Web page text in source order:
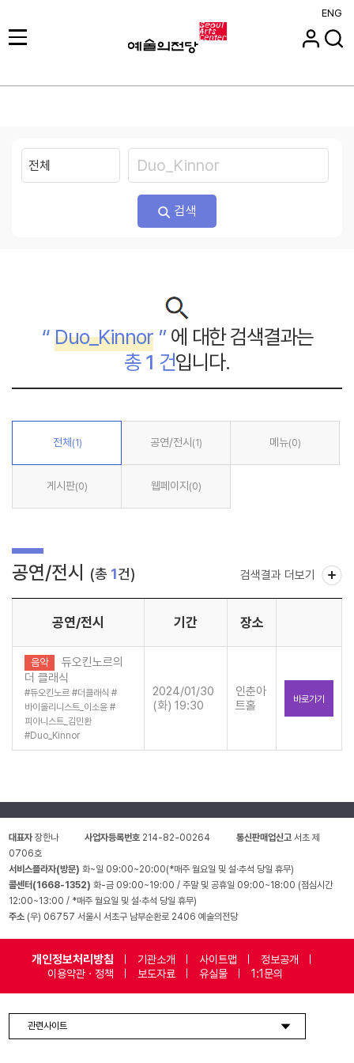
ENG
검색
“Duo_Kinnor”에 대한 검색결과는
총1 건입니다.
전체 (1) 공연/전시 (1) 메뉴(0)
게시판(0) 웹페이지 (0)
공연/전시 (총 1건) 검색결과 더보기
공연/전시 기간 장소
음악
듀오킨노르의
더 클래식
#듀오킨노르 #더클래식 #
바이올리니스트_이소윤 #
피아니스트_김민환
#Duo_Kinnor
2024/01/30
(화) 19:30
인춘아
트홀
바로가기
대표자장한나 사업자등록번호 214-82-00264 통신판매업신고서초 제
0706호
서비스플라자(방문)화~일 09:00~20:00(*매주 월요일 및 설·추석 당일 휴무)
콜센터(1668-1352)화-금 09:00~19:00 / 주말 및 공휴일 09:00~18:00 (점심시간
12:00~13:00 / *매주 월요일 및 설·추석 당일 휴무)
주소 (우) 06757 서울시 서초구 남부순환로 2406 예술의전당
개인정보처리방침 기관소개 사이트맵
정보공개
이용약관 · 정책
보도자료 유실물 1:1문의
관련사이트